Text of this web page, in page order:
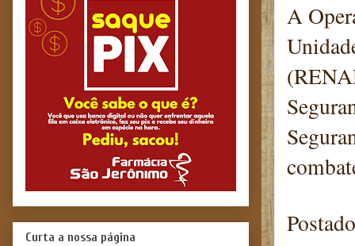
A
Curta a nossa página